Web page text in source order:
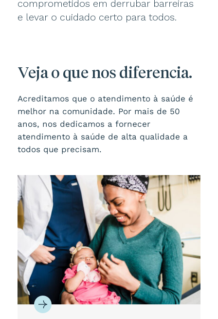
comprometidos em derrubar barreiras
e levar o cuidado certo para todos.
Veja o que nos diferencia.
Acreditamos que o atendimento à saúde é
melhor na comunidade. Por mais de 50
anos, nos dedicamos a fornecer
atendimento à saúde de alta qualidade a
todos que precisam.